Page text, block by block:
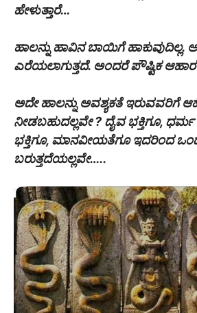
ಹೇಳುತ್ತಾರೆ…
ಹಾಲನ್ನು ಹಾವಿನ ಬಾಯಿಗೆ ಹಾಕುವುದಿಲ್ಲ.
ಎರೆಯಲಾಗುತ್ತದೆ. ಅಂದರೆ ಪೌಷ್ಟಿಕ ಆಹಾರ
ಅದೇ ಹಾಲನ್ನು ಅವಶ್ಯಕತೆ ಇರುವವರಿಗೆ
ನೀಡಬಹುದಲ್ಲವೇ ? ದೈವ ಭಕ್ತಿಗೂ, ಧರ್ಮ
ಭಕ್ತಿಗೂ, ಮಾನವೀಯತೆಗೂ ಇದರಿಂದ
ಬರುತ್ತದೆಯಲ್ಲವೇ…..